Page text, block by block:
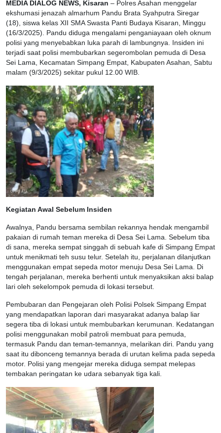
MEDIA DIALOG NEWS, Kisaran – Polres Asahan menggelar
ekshumasi jenazah almarhum Pandu Brata Syahputra Siregar
(18), siswa kelas XII SMA Swasta Panti Budaya Kisaran, Minggu
(16/3/2025). Pandu diduga mengalami penganiayaan oleh oknum
polisi yang menyebabkan luka parah di lambungnya. Insiden ini
terjadi saat polisi membubarkan segerombolan pemuda di Desa
Sei Lama, Kecamatan Simpang Empat, Kabupaten Asahan, Sabtu
malam (9/3/2025) sekitar pukul 12.00 WIB.
Kegiatan Awal Sebelum Insiden
Awalnya, Pandu bersama sembilan rekannya hendak mengambil
pakaian di rumah teman mereka di Desa Sei Lama. Sebelum tiba
di sana, mereka sempat singgah di sebuah kafe di Simpang Empat
untuk menikmati teh susu telur. Setelah itu, perjalanan dilanjutkan
menggunakan empat sepeda motor menuju Desa Sei Lama. Di
tengah perjalanan, mereka berhenti untuk menyaksikan aksi balap
lari oleh sekelompok pemuda di lokasi tersebut.
Pembubaran dan Pengejaran oleh Polisi Polsek Simpang Empat
yang mendapatkan laporan dari masyarakat adanya balap liar
segera tiba di lokasi untuk membubarkan kerumunan. Kedatangan
polisi menggunakan mobil patroli membuat para pemuda,
termasuk Pandu dan teman-temannya, melarikan diri. Pandu yang
saat itu dibonceng temannya berada di urutan kelima pada sepeda
motor. Polisi yang mengejar mereka diduga sempat melepas
tembakan peringatan ke udara sebanyak tiga kali.